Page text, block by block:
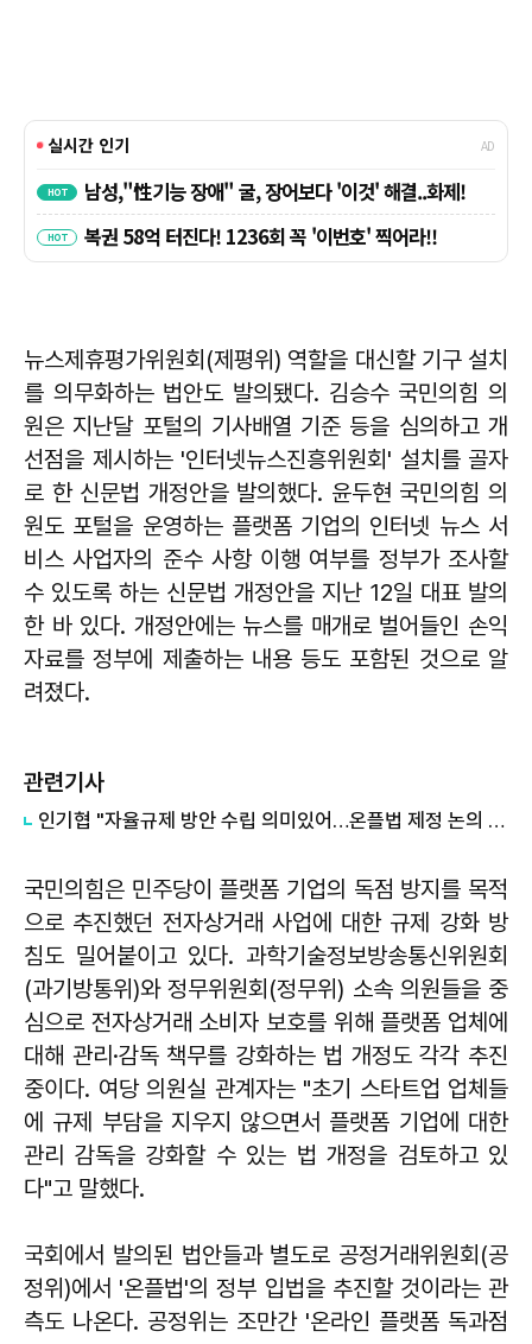
뉴스제휴평가위원회(제평위) 역할을 대신할 기구 설치
를 의무화하는 법안도 발의됐다. 김승수 국민의힘 의
원은 지난달 포털의 기사배열 기준 등을 심의하고 개
선점을 제시하는 '인터넷뉴스진흥위원회' 설치를 골자
로 한 신문법 개정안을 발의했다. 윤두현 국민의힘 의
원도 포털을 운영하는 플랫폼 기업의 인터넷 뉴스 서
비스 사업자의 준수 사항 이행 여부를 정부가 조사할
수 있도록 하는 신문법 개정안을 지난 12일 대표 발의
한 바 있다. 개정안에는 뉴스를 매개로 벌어들인 손익
자료를 정부에 제출하는 내용 등도 포함된 것으로 알
려졌다.
관련기사
인기협 "자율규제 방안 수립 의미있어…온플법 제정 논의 중단해야"
국민의힘은 민주당이 플랫폼 기업의 독점 방지를 목적
으로 추진했던 전자상거래 사업에 대한 규제 강화 방
침도 밀어붙이고 있다. 과학기술정보방송통신위원회
(과기방통위)와 정무위원회(정무위) 소속 의원들을 중
심으로 전자상거래 소비자 보호를 위해 플랫폼 업체에
대해 관리·감독 책무를 강화하는 법 개정도 각각 추진
중이다. 여당 의원실 관계자는 "초기 스타트업 업체들
에 규제 부담을 지우지 않으면서 플랫폼 기업에 대한
관리 감독을 강화할 수 있는 법 개정을 검토하고 있
다"고 말했다.
국회에서 발의된 법안들과 별도로 공정거래위원회(공
정위)에서 '온플법'의 정부 입법을 추진할 것이라는 관
측도 나온다. 공정위는 조만간 '온라인 플랫폼 독과점